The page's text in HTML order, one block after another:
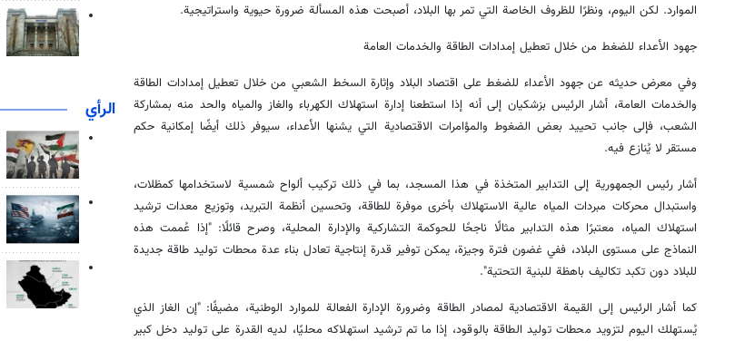
الموارد. لكن اليوم، ونظرًا للظروف الخاصة التي تمر بها البلاد، أصبحت هذه المسألة ضرورة حيوية واستراتيجية.
جهود الأعداء للضغط من خلال تعطيل إمدادات الطاقة والخدمات العامة
وفي معرض حديثه عن جهود الأعداء للضغط على اقتصاد البلاد وإثارة السخط الشعبي من خلال تعطيل إمدادات الطاقة
والخدمات العامة، أشار الرئيس بزشكيان إلى أنه إذا استطعنا إدارة استهلاك الكهرباء والغاز والمياه والحد منه بمشاركة
الشعب، فإلى جانب تحييد بعض الضغوط والمؤامرات الاقتصادية التي يشنها الأعداء، سيوفر ذلك أيضًا إمكانية حكم
مستقر لا يُنازع فيه.
أشار رئيس الجمهورية إلى التدابير المتخذة في هذا المسجد، بما في ذلك تركيب ألواح شمسية لاستخدامها كمظلات،
واستبدال محركات مبردات المياه عالية الاستهلاك بأخرى موفرة للطاقة، وتحسين أنظمة التبريد، وتوزيع معدات ترشيد
استهلاك المياه، معتبرًا هذه التدابير مثالًا ناجحًا للحوكمة التشاركية والإدارة المحلية، وصرح قائلًا: "إذا عُممت هذه
النماذج على مستوى البلاد، ففي غضون فترة وجيزة، يمكن توفير قدرة إنتاجية تعادل بناء عدة محطات توليد طاقة جديدة
للبلاد دون تكبد تكاليف باهظة للبنية التحتية".
كما أشار الرئيس إلى القيمة الاقتصادية لمصادر الطاقة وضرورة الإدارة الفعالة للموارد الوطنية، مضيفًا: "إن الغاز الذي
يُستهلك اليوم لتزويد محطات توليد الطاقة بالوقود، إذا ما تم ترشيد استهلاكه محليًا، لديه القدرة على توليد دخل كبير
الرأي